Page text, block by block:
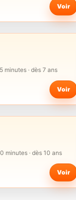
Voir
minutes · dès 7 ans
Voir
minutes · dès 10 ans
Voir